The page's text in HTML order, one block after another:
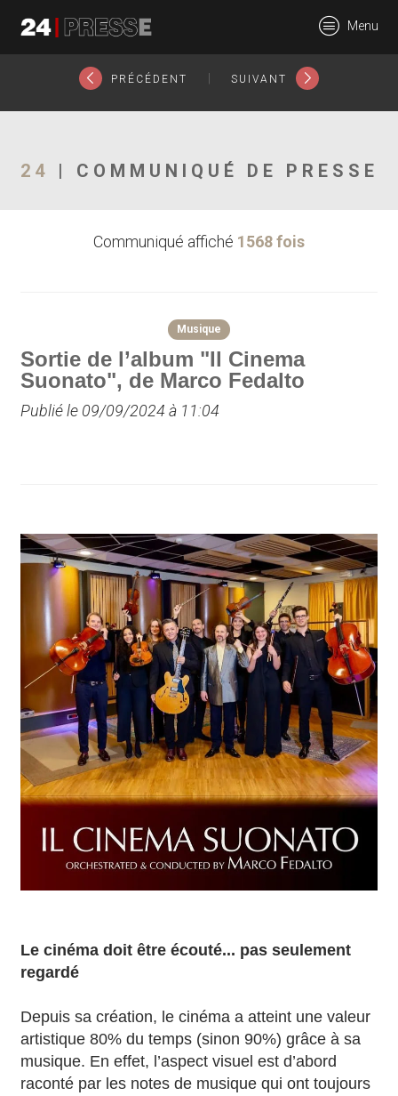
24Presse -
Communiqués de
Menu
PRÉCÉDENT SUIVANT
24 | COMMUNIQUÉ DE PRESSE
Communiqué affiché 1568 fois
Musique
Sortie de l’album "Il Cinema
Suonato", de Marco Fedalto
Publié le 09/09/2024 à 11:04
Le cinéma doit être écouté... pas seulement
regardé
Depuis sa création, le cinéma a atteint une valeur
artistique 80% du temps (sinon 90%) grâce à sa
musique. En effet, l’aspect visuel est d’abord
raconté par les notes de musique qui ont toujours